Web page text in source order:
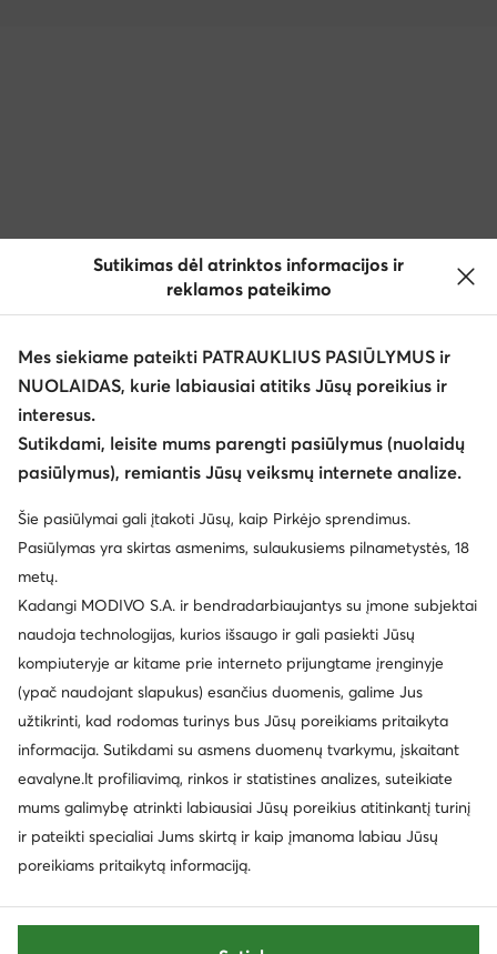
Sutikimas dėl atrinktos informacijos ir
reklamos pateikimo
Mes siekiame pateikti PATRAUKLIUS PASIŪLYMUS ir
NUOLAIDAS, kurie labiausiai atitiks Jūsų poreikius ir
interesus.
Sutikdami, leisite mums parengti pasiūlymus (nuolaidų
pasiūlymus), remiantis Jūsų veiksmų internete analize.
Šie pasiūlymai gali įtakoti Jūsų, kaip Pirkėjo sprendimus.
Pasiūlymas yra skirtas asmenims, sulaukusiems pilnametystės, 18
metų.
Kadangi MODIVO S.A. ir bendradarbiaujantys su įmone subjektai
naudoja technologijas, kurios išsaugo ir gali pasiekti Jūsų
kompiuteryje ar kitame prie interneto prijungtame įrenginyje
(ypač naudojant slapukus) esančius duomenis, galime Jus
užtikrinti, kad rodomas turinys bus Jūsų poreikiams pritaikyta
informacija. Sutikdami su asmens duomenų tvarkymu, įskaitant
eavalyne.lt profiliavimą, rinkos ir statistines analizes, suteikiate
mums galimybę atrinkti labiausiai Jūsų poreikius atitinkantį turinį
ir pateikti specialiai Jums skirtą ir kaip įmanoma labiau Jūsų
poreikiams pritaikytą informaciją.